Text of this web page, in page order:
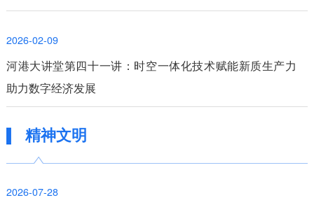
2026-02-09
河港大讲堂第四十一讲：时空一体化技术赋能新质生产力
助力数字经济发展
精神文明
2026-07-28